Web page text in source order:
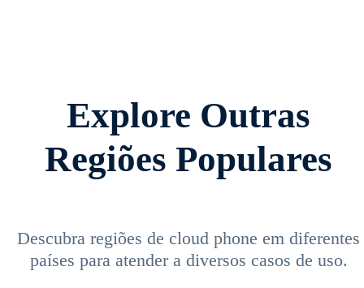
Explore Outras
Regiões Populares
Descubra regiões de cloud phone em diferentes
países para atender a diversos casos de uso.